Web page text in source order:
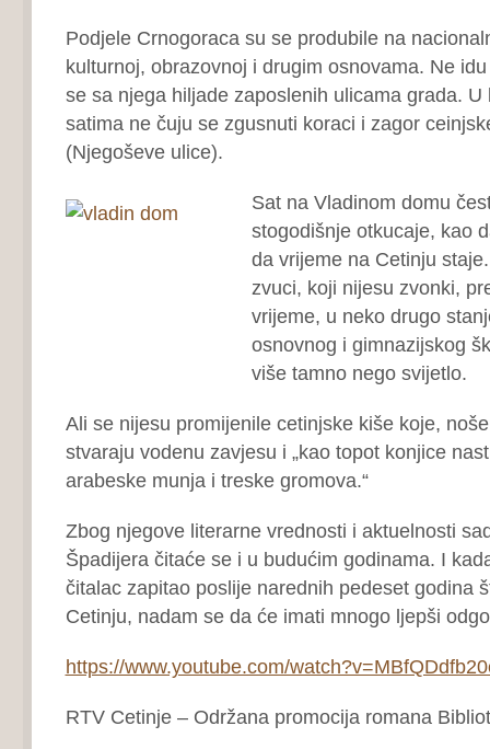
Podjele Crnogoraca su se produbile na
kulturnoj, obrazovnoj i drugim osnovama. Ne
se sa njega hiljade zaposlenih ulicama grada. U
satima ne čuju se zgusnuti koraci i zagor
(Njegoševe ulice).
Sat na Vladinom domu
stogodišnje otkucaje, kao
da vrijeme na Cetinju
zvuci, koji nijesu zvonki,
vrijeme, u neko drugo
osnovnog i gimnazijskog
više tamno nego svijetlo.
Ali se nijesu promijenile cetinjske kiše koje,
stvaraju vodenu zavjesu i „kao topot konjice
arabeske munja i treske gromova.“
Zbog njegove literarne vrednosti i aktuelnosti
Špadijera čitaće se i u budućim godinama. I
čitalac zapitao poslije narednih pedeset godina
Cetinju, nadam se da će imati mnogo ljepši
https://www.youtube.com/
RTV Cetinje – Održana promocija romana